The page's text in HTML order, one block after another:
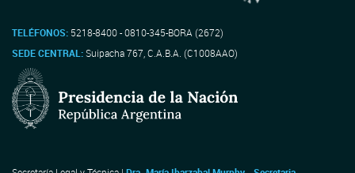
TELÉFONOS: 5218-8400 - 0810-345-BORA (2672)
SEDE CENTRAL:Suipacha 767, C.A.B.A. (C1008AAO)